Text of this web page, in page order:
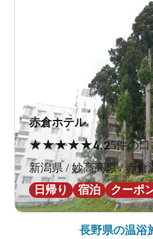
赤倉ホテル
★★★★★4.25件の口
新潟県 / 妙高高原 / 赤倉
日帰り
宿泊 クーポ
長野県の温浴